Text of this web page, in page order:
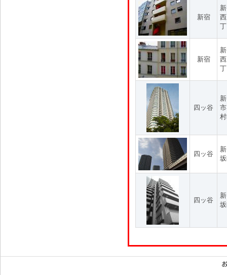
新宿
新宿
四ッ谷
四ッ谷
四ッ谷